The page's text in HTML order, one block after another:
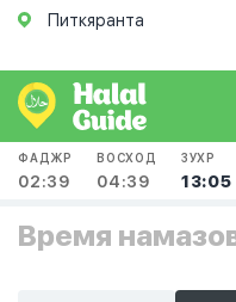
Питкяранта
ФАДЖР
02:39
ВОСХОД
04:39
ЗУХР
13:05
Время